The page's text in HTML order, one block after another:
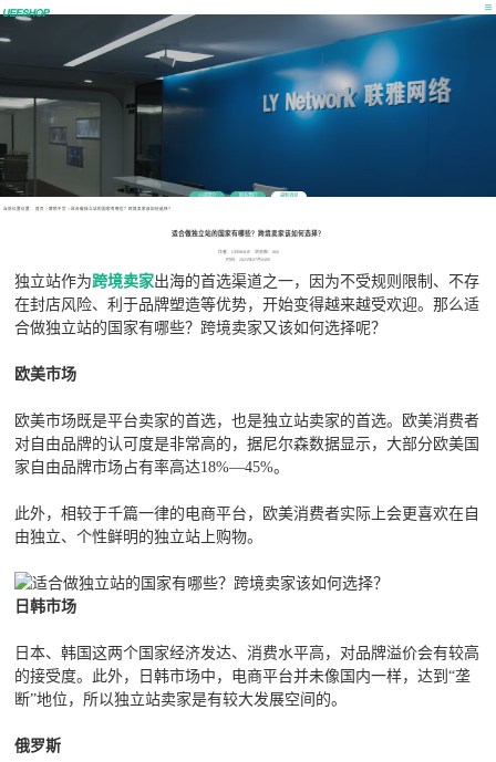
公司简介 联系我们 最新消息
当前位置位置： 首页 > 营销干货> 适合做独立站的国家有哪些？跨境卖家该如何选择？
适合做独立站的国家有哪些？跨境卖家该如何选择？
作者：UEESHOP 浏览数：866
时间：2023年07月04日
独立站作为跨境卖家出海的首选渠道之一，因为不受规则限制、不存
在封店风险、利于品牌塑造等优势，开始变得越来越受欢迎。那么适
合做独立站的国家有哪些？跨境卖家又该如何选择呢？
欧美市场
欧美市场既是平台卖家的首选，也是独立站卖家的首选。欧美消费者
对自由品牌的认可度是非常高的，据尼尔森数据显示，大部分欧美国
家自由品牌市场占有率高达18%—45%。
此外，相较于千篇一律的电商平台，欧美消费者实际上会更喜欢在自
由独立、个性鲜明的独立站上购物。
日韩市场
日本、韩国这两个国家经济发达、消费水平高，对品牌溢价会有较高
的接受度。此外，日韩市场中，电商平台并未像国内一样，达到“垄
断”地位，所以独立站卖家是有较大发展空间的。
俄罗斯